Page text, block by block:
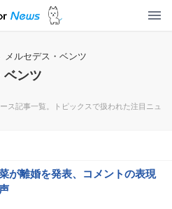
メルセデス・ベンツ
ベンツ
ス記事一覧。トピックスで扱われた注目ニュ
が離婚を発表、コメントの表現